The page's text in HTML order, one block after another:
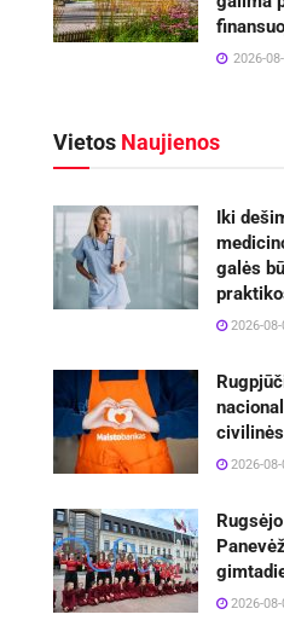
2026-
Vietos Naujienos
Iki
galės
2026-08-
2026-08-
2026-08-